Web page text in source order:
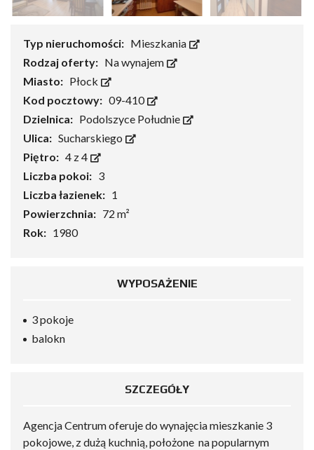
Typ nieruchomości: Mieszkania
Rodzaj oferty: Na wynajem
Miasto: Płock
Kod pocztowy: 09-410
Dzielnica: Podolszyce Południe
Ulica: Sucharskiego
Piętro: 4 z 4
Liczba pokoi: 3
Liczba łazienek: 1
Powierzchnia: 72 m²
Rok: 1980
WYPOSAŻENIE
3 pokoje
balokn
SZCZEGÓŁY
Agencja Centrum oferuje do wynajęcia mieszkanie 3
pokojowe, z dużą kuchnią, położone na popularnym